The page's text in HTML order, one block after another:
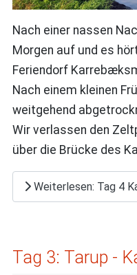
Nach einer nassen
Morgen auf und es
Feriendorf
Nach einem kleinen
weitgehend
Wir verlassen den
über die Brücke des
Weiterlesen: Tag 4
Tag 3: Tarup -